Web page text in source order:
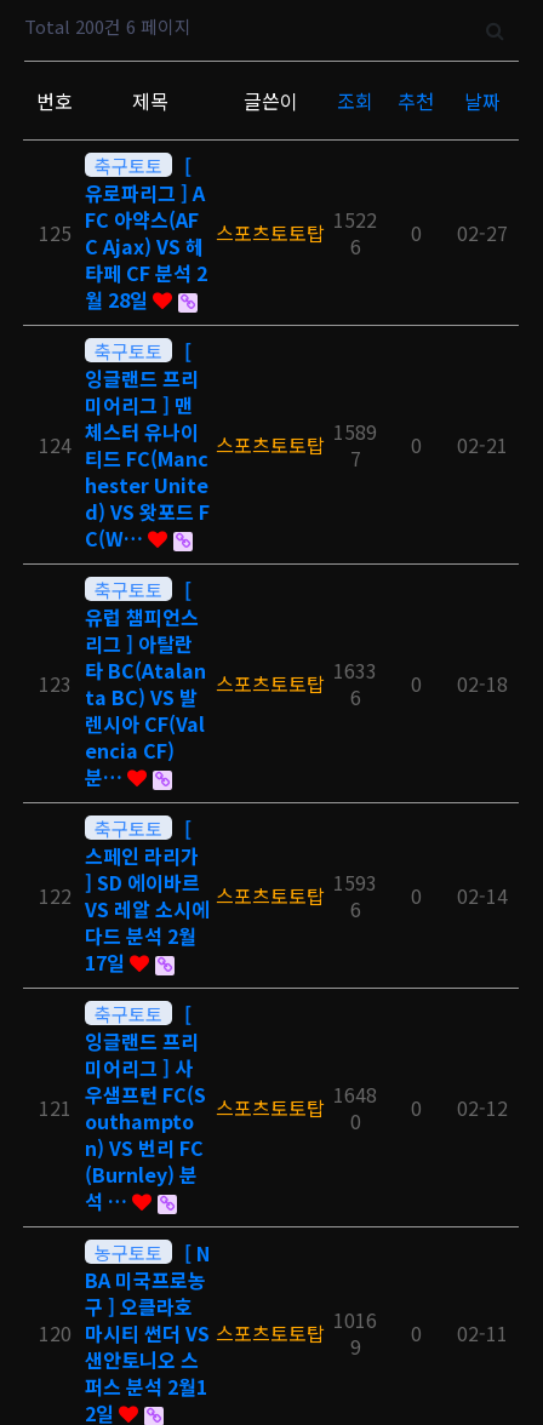
Total 200건 6 페이지
번호 제목 글쓴이 조회 추천 날짜
125
축구토토
[
유로파리그 ] A
FC 아약스(AF
C Ajax) VS 헤
타페 CF 분석 2
월 28일
스포츠토토탑 1522
6
0 02-27
124
축구토토
[
잉글랜드 프리
미어리그 ] 맨
체스터 유나이
티드 FC(Manc
hester Unite
d) VS 왓포드 F
C(W…
스포츠토토탑 1589
7
0 02-21
123
축구토토
[
유럽 챔피언스
리그 ] 아탈란
타 BC(Atalan
ta BC) VS 발
렌시아 CF(Val
encia CF)
분…
스포츠토토탑 1633
6
0 02-18
122
축구토토
[
스페인 라리가
] SD 에이바르
VS 레알 소시에
다드 분석 2월
17일
스포츠토토탑 1593
6
0 02-14
121
축구토토
[
잉글랜드 프리
미어리그 ] 사
우샘프턴 FC(S
outhampto
n) VS 번리 FC
(Burnley) 분
석 …
스포츠토토탑 1648
0
0 02-12
120
농구토토
[ N
BA 미국프로농
구 ] 오클라호
마시티 썬더 VS
샌안토니오 스
퍼스 분석 2월1
2일
스포츠토토탑 1016
9
0 02-11